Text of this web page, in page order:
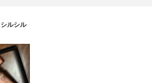
シルシル